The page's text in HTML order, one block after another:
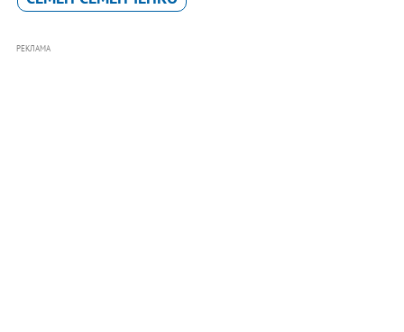
РЕКЛАМА